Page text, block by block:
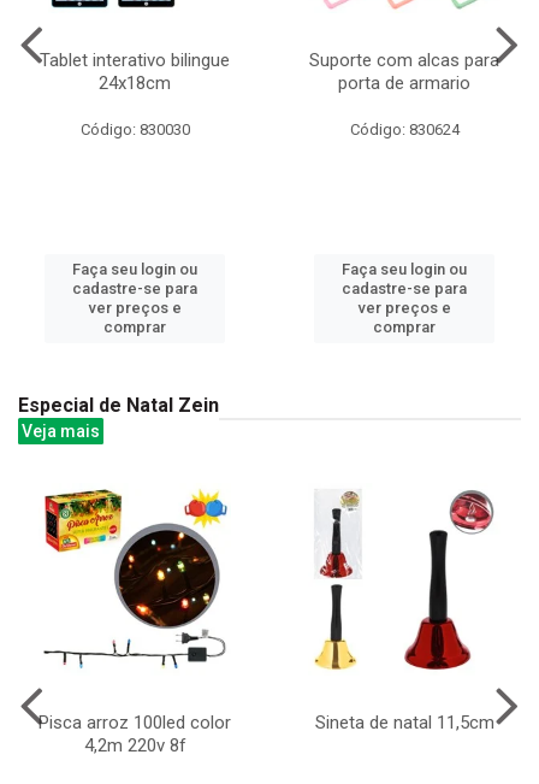
Tablet interativo bilingue
24x18cm
Código: 830030
Faça seu login ou
cadastre-se para
ver preços e
comprar
Suporte com alcas para
porta de armario
Código: 830624
Faça seu login ou
cadastre-se para
ver preços e
comprar
Especial de Natal Zein
Veja mais
Pisca arroz 100led color
4,2m 220v 8f
Sineta de natal 11,5cm